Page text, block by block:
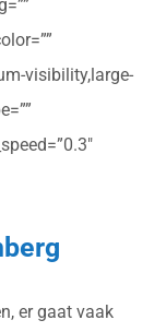
visibility,large-
er gaat vaak